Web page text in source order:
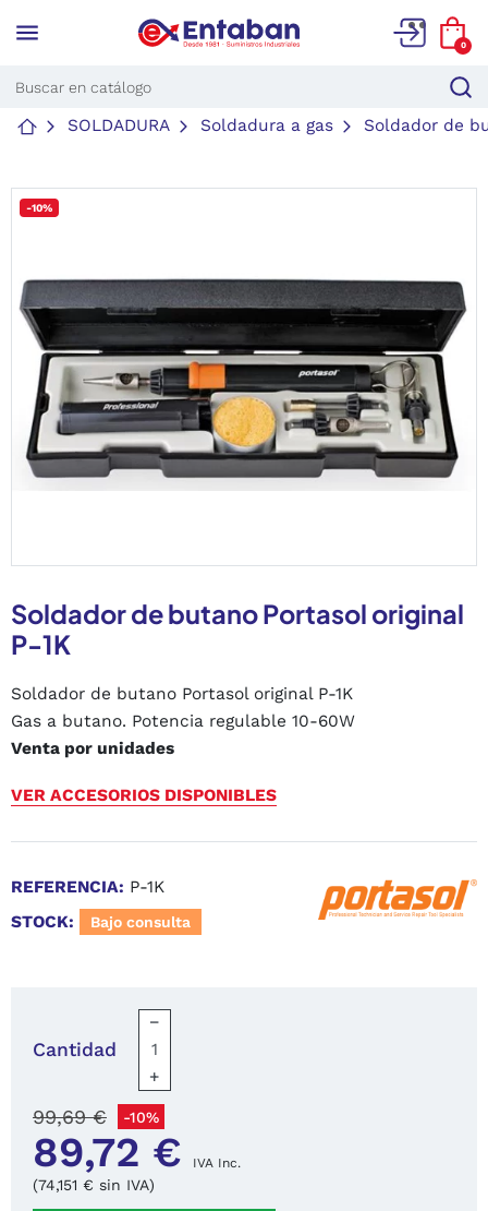
menu 0
SOLDADURA Soldadura a gas Soldador de
-10%
Soldador de butano Portasol original
P-1K
Soldador de butano Portasol original P-1K
Gas a butano. Potencia regulable 10-60W
Venta por unidades
VER ACCESORIOS DISPONIBLES
REFERENCIA: P-1K
STOCK:
Bajo consulta
Cantidad
−
+
89,72 € IVA Inc.
99,69 € -10%
(74,151 € sin IVA)